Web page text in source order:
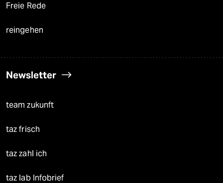
Freie Rede
reingehen
Newsletter
team zukunft
taz frisch
taz zahl ich
taz lab Infobrief